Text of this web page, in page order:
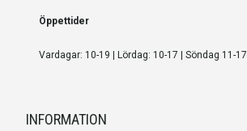
Öppettider
Vardagar: 10-19 | Lördag: 10-17 | Söndag 11-17
INFORMATION